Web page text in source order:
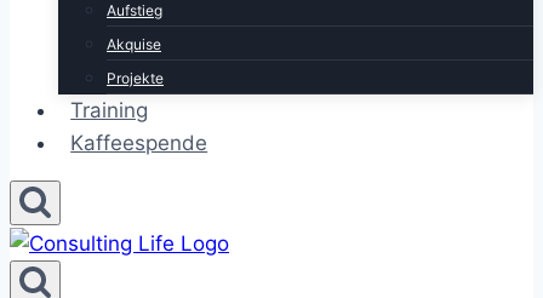
Aufstieg
Akquise
Projekte
Training
Kaffeespende